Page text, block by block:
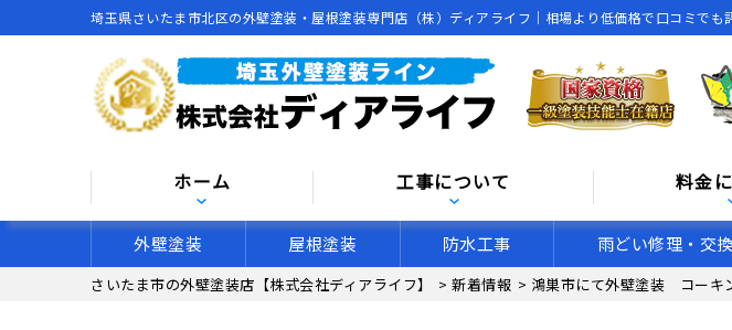
埼玉県さいたま市北区の外壁塗装・屋根塗装専門店（株）ディアライフ｜相場より低価格で口コミで
ホーム 工事について 料金
外壁塗装 屋根塗装 防水工事 雨どい修理・交換
さいたま市の外壁塗装店【株式会社ディアライフ】 > 新着情報 > 鴻巣市にて外壁塗装 コーキ